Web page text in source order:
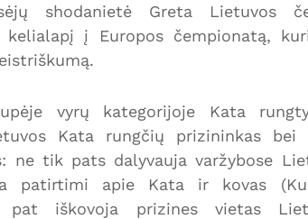
shodanietė Greta Lietuvos
į Europos čempionatą,
vyrų kategorijoje Kata
Kata rungčių prizininkas bei
ne tik pats dalyvauja varžybose
patirtimi apie Kata ir kovas
iškovoja prizines vietas